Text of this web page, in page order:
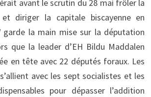
avant le scrutin du 28 mai frôler la
diriger la capitale biscayenne en
garde la main mise sur la députation
que la leader d’EH Bildu Maddalen
en tête avec 22 députés foraux. Les
avec les sept socialistes et les
pour dépasser l’addition